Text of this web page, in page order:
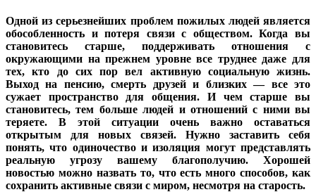
Одной из серьезнейших проблем пожилых людей является
обособленность и потеря связи с обществом. Когда вы
становитесь старше, поддерживать отношения с
окружающими на прежнем уровне все труднее даже для
тех, кто до сих пор вел активную социальную жизнь.
Выход на пенсию, смерть друзей и близких — все это
сужает пространство для общения. И чем старше вы
становитесь, тем больше людей и отношений с ними вы
теряете. В этой ситуации очень важно оставаться
открытым для новых связей. Нужно заставить себя
понять, что одиночество и изоляция могут представлять
реальную угрозу вашему благополучию. Хорошей
новостью можно назвать то, что есть много способов, как
сохранить активные связи с миром, несмотря на старость.